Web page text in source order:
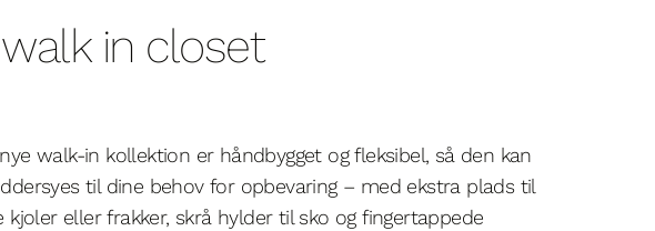
in closet
walk-in kollektion er håndbygget og fleksibel, så den kan
til dine behov for opbevaring – med ekstra plads til
kjoler eller frakker, skrå hylder til sko og fingertappede